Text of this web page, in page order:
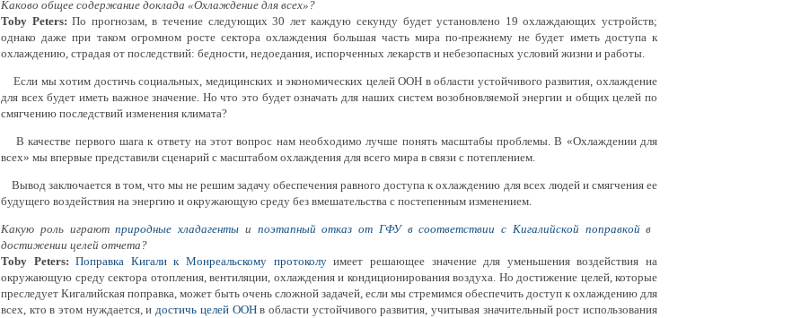
Каково общее содержание доклада «Охлаждение для всех»?
Toby Peters: По прогнозам, в течение следующих 30 лет каждую секунду будет установлено 19 охлаждающих устройств;
однако даже при таком огромном росте сектора охлаждения большая часть мира по-прежнему не будет иметь доступа к
охлаждению, страдая от последствий: бедности, недоедания, испорченных лекарств и небезопасных условий жизни и работы.
Если мы хотим достичь социальных, медицинских и экономических целей ООН в области устойчивого развития, охлаждение
для всех будет иметь важное значение. Но что это будет означать для наших систем возобновляемой энергии и общих целей по
смягчению последствий изменения климата?
В качестве первого шага к ответу на этот вопрос нам необходимо лучше понять масштабы проблемы. В «Охлаждении для
всех» мы впервые представили сценарий с масштабом охлаждения для всего мира в связи с потеплением.
Вывод заключается в том, что мы не решим задачу обеспечения равного доступа к охлаждению для всех людей и смягчения ее
будущего воздействия на энергию и окружающую среду без вмешательства с постепенным изменением.
Какую роль играютприродные хладагенты и поэтапный отказ от ГФУ в соответствии с Кигалийской поправкойв ​​
достижении целей отчета?
Toby Peters: Поправка Кигали к Монреальскому протоколуимеет решающее значение для уменьшения воздействия на
окружающую среду сектора отопления, вентиляции, охлаждения и кондиционирования воздуха. Но достижение целей, которые
преследует Кигалийская поправка, может быть очень сложной задачей, если мы стремимся обеспечить доступ к охлаждению для
всех, кто в этом нуждается, идостичь целей ООНв области устойчивого развития, учитывая значительный рост использования